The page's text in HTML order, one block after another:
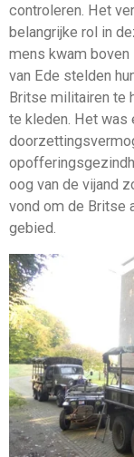
controleren. Het
belangrijke rol in
mens kwam boven
van Ede stelden
Britse militairen te
te kleden. Het was
oog van de vijand
vond om de Britse
gebied.